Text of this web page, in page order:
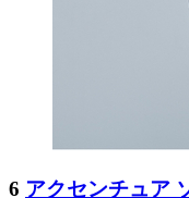
6 アクセンチュア